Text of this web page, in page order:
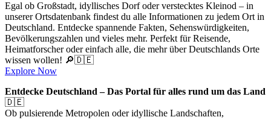
Egal ob Großstadt, idyllisches Dorf oder verstecktes Kleinod – in
unserer Ortsdatenbank findest du alle Informationen zu jedem Ort in
Deutschland. Entdecke spannende Fakten, Sehenswürdigkeiten,
Bevölkerungszahlen und vieles mehr. Perfekt für Reisende,
Heimatforscher oder einfach alle, die mehr über Deutschlands Orte
wissen wollen! 🔎🇩🇪
Explore Now
Entdecke Deutschland – Das Portal für alles rund um das Land
🇩🇪
Ob pulsierende Metropolen oder idyllische Landschaften,